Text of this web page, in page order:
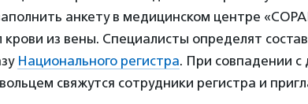
анкету в медицинском центре
из вены. Специалисты определят состав
Национального регистра. При совпадении
свяжутся сотрудники регистра и